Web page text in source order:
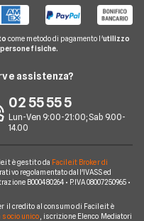
come metodo di pagamento l'utilizzo
fisiche.
assistenza?
02 55 55 5
Lun-Ven 9:00-21:00; Sab 9.00-
14.00
è gestito da Facile.it Broker di
regolamentato dall'IVASS ed
B000480264 • P.IVA 08007250965 •
il credito al consumo di Facile.it è
socio unico , iscrizione Elenco Mediatori